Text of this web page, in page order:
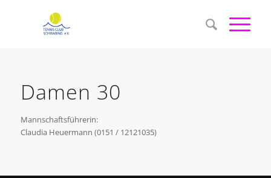
Damen 30
Mannschaftsführerin:
Claudia Heuermann (0151 / 12121035)